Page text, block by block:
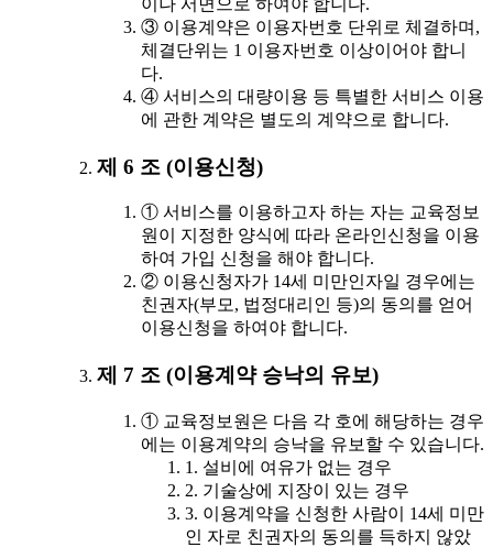
이나 서면으로 하여야 합니다.
③ 이용계약은 이용자번호 단위로 체결하며,
체결단위는 1 이용자번호 이상이어야 합니
다.
④ 서비스의 대량이용 등 특별한 서비스 이용
에 관한 계약은 별도의 계약으로 합니다.
제 6 조 (이용신청)
① 서비스를 이용하고자 하는 자는 교육정보
원이 지정한 양식에 따라 온라인신청을 이용
하여 가입 신청을 해야 합니다.
② 이용신청자가 14세 미만인자일 경우에는
친권자(부모, 법정대리인 등)의 동의를 얻어
이용신청을 하여야 합니다.
제 7 조 (이용계약 승낙의 유보)
① 교육정보원은 다음 각 호에 해당하는 경우
에는 이용계약의 승낙을 유보할 수 있습니다.
1. 설비에 여유가 없는 경우
2. 기술상에 지장이 있는 경우
3. 이용계약을 신청한 사람이 14세 미만
인 자로 친권자의 동의를 득하지 않았